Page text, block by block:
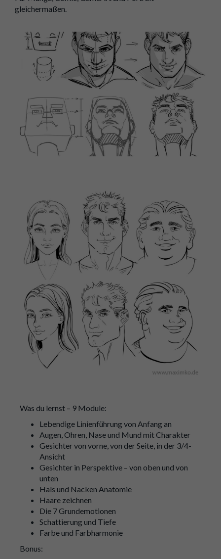
gleichermaßen.
Was du lernst – 9 Module:
Lebendige Linienführung von Anfang an
Augen, Ohren, Nase und Mund mit Charakter
Gesichter von vorne, von der Seite, in der 3/4-
Ansicht
Gesichter in Perspektive – von oben und von
unten
Hals und Nacken Anatomie
Haare zeichnen
Die 7 Grundemotionen
Schattierung und Tiefe
Farbe und Farbharmonie
Bonus: